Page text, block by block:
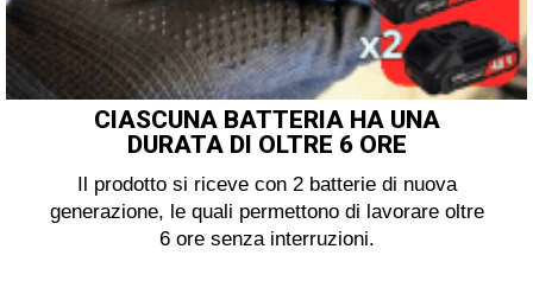
CIASCUNA BATTERIA HA UNA
DURATA DI OLTRE 6 ORE
Il prodotto si riceve con 2 batterie di nuova
generazione, le quali permettono di lavorare oltre
6 ore senza interruzioni.